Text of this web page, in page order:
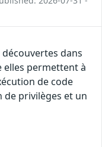
dans
elles permettent à
de code
de privilèges et un